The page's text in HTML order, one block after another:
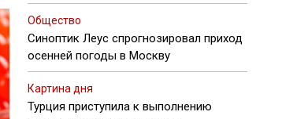
Общество
Синоптик Леус спрогнозировал приход
осенней погоды в Москву
Картина дня
Турция приступила к выполнению